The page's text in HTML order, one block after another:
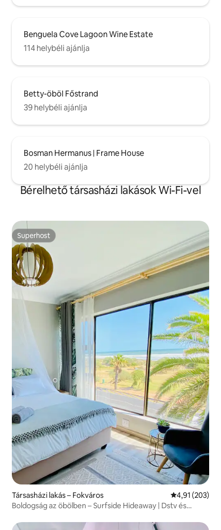
Benguela Cove Lagoon Wine Estate
114 helybéli ajánlja
Betty-öböl Főstrand
39 helybéli ajánlja
Bosman Hermanus | Frame House
20 helybéli ajánlja
Bérelhető társasházi lakások Wi-Fi-vel
Superhost
Superhost
Társasházi lakás – Fokváros Átlagos
4,91 (203)
Boldogság az öbölben – Surfside Hideaway | Dstv és